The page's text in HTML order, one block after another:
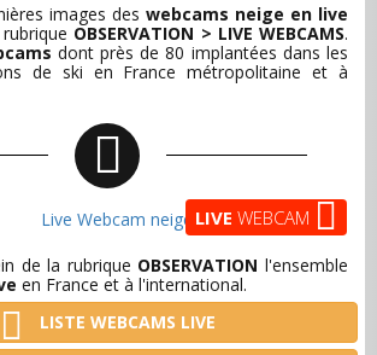
images des webcams neige en live
OBSERVATION > LIVE WEBCAMS.
dont près de 80 implantées dans les
de ski en France métropolitaine et à
LIVE WEBCAM
de la rubrique OBSERVATION l'ensemble
en France et à l'international.
LISTE WEBCAMS LIVE